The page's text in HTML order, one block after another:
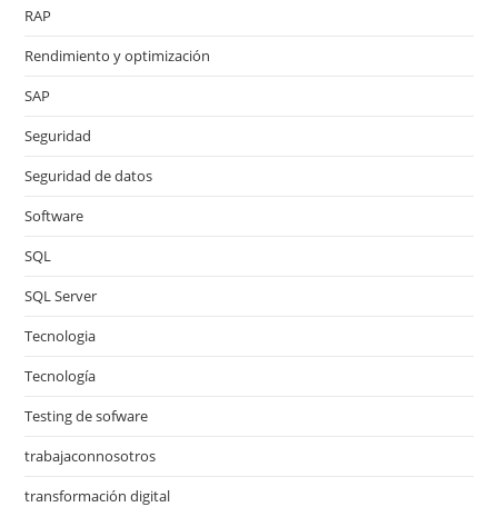
RAP
Rendimiento y optimización
SAP
Seguridad
Seguridad de datos
Software
SQL
SQL Server
Tecnologia
Tecnología
Testing de sofware
trabajaconnosotros
transformación digital